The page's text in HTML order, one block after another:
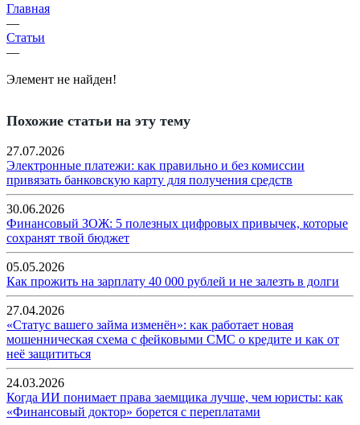
Главная
—
Статьи
—
Элемент не найден!
Похожие статьи на эту тему
27.07.2026
Электронные платежи: как правильно и без комиссии
привязать банковскую карту для получения средств
30.06.2026
Финансовый ЗОЖ: 5 полезных цифровых привычек, которые
сохранят твой бюджет
05.05.2026
Как прожить на зарплату 40 000 рублей и не залезть в долги
27.04.2026
«Статус вашего займа изменён»: как работает новая
мошенническая схема с фейковыми СМС о кредите и как от
неё защититься
24.03.2026
Когда ИИ понимает права заемщика лучше, чем юристы: как
«Финансовый доктор» борется с переплатами